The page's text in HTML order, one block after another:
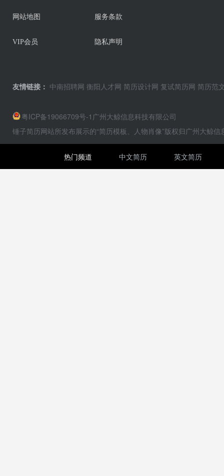
网站地图
VIP会员
服务条款
隐私声明
友情链接： 中南招聘网 衡阳人才网 简历设计网 复试简历网 简历范
粤ICP备19066709号-1 广州大鲸信息科技有限公司
锤子简历网站所发布展示的“简历模板、人物肖像”版权归广州大鲸
热门频道 中文简历 英文简历